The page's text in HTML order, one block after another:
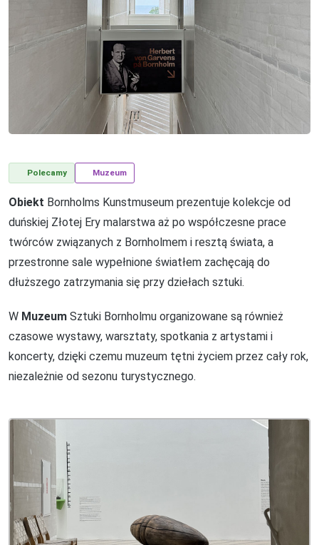
Polecamy Muzeum
Obiekt Bornholms Kunstmuseum prezentuje kolekcje od
duńskiej Złotej Ery malarstwa aż po współczesne prace
twórców związanych z Bornholmem i resztą świata, a
przestronne sale wypełnione światłem zachęcają do
dłuższego zatrzymania się przy dziełach sztuki.
W Muzeum Sztuki Bornholmu organizowane są również
czasowe wystawy, warsztaty, spotkania z artystami i
koncerty, dzięki czemu muzeum tętni życiem przez cały rok,
niezależnie od sezonu turystycznego.